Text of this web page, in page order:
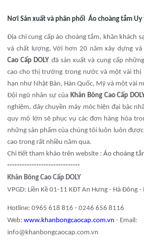
Nơi Sản xuất và phân phối Áo choàng tắm
Địa chỉ cung cấp áo choàng tắm, khăn khách
và chất lượng, Với hơn 20 năm xây dựng và
Cao Cấp DOLY đã sản xuất và cung cấp
cao cho thị trường trong nước và một vài thị
hạn như Nhật Bản, Hàn Quốc, Mỹ và một vài
Đội ngũ nhân sự của Khăn Bông Cao Cấp
nghiệm, dây chuyền máy móc hiện đại bậc
quy mô lớn sẽ phục vụ các đơn hàng hóa
những sản phẩm của chúng tôi luôn luôn
cao trong rất nhiều năm qua.
Chi tiết tham khảo trên website : Áo choàng
------------------------------
Khăn Bông Cao Cấp DOLY
VPGD: Liền Kề 01-11 KĐT An Hưng - Hà Đông -
Hotline: 0965 618 816 - 0246 656 8116
Web: www.khanbongcaocap.com.vn - Email:
info@khanbongcaocap.com.vn